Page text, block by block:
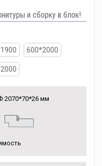
и сборку в блок!
600*2000
2070*70*26 мм